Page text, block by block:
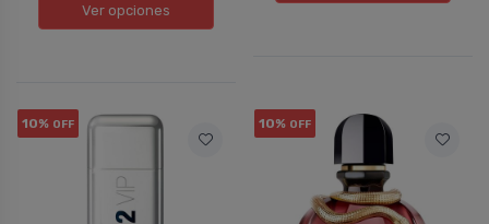
Ver opciones
10% OFF 10% OFF